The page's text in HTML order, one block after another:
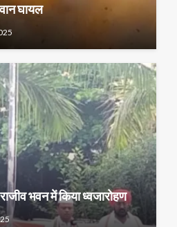
घायल
भवन में किया ध्वजारोहण